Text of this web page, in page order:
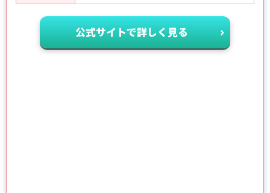
公式サイトで詳しく見る